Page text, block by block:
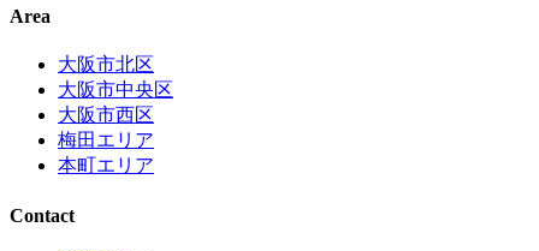
Area
大阪市北区
大阪市中央区
大阪市西区
梅田エリア
本町エリア
Contact